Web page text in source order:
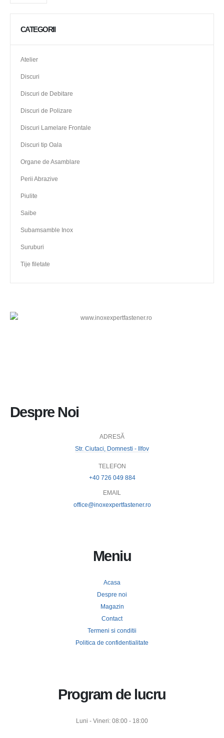
CATEGORII
Atelier
Discuri
Discuri de Debitare
Discuri de Polizare
Discuri Lamelare Frontale
Discuri tip Oala
Organe de Asamblare
Perii Abrazive
Piulite
Saibe
Subamsamble Inox
Suruburi
Tije filetate
Despre Noi
ADRESĂ
Str. Ciutaci, Domnesti - Ilfov
TELEFON
+40 726 049 884
EMAIL
office@inoxexpertfastener.ro
Meniu
Acasa
Despre noi
Magazin
Contact
Termeni si conditii
Politica de confidentialitate
Program de lucru
Luni - Vineri: 08:00 - 18:00